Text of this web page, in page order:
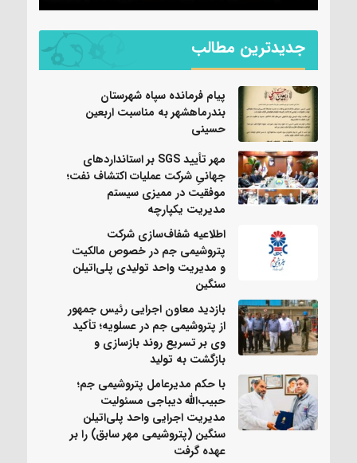
جدیدترین مطالب
پیام فرمانده سپاه شهرستان
بندرماهشهر به مناسبت اربعین
حسینی
مهر تأیید SGS بر استانداردهای
جهانیِ شرکت عملیات اکتشاف نفت؛
موفقیت در ممیزی سیستم
مدیریت یکپارچه
اطلاعیه شفاف‌سازی شرکت
پتروشیمی جم در خصوص مالکیت
و مدیریت واحد تولیدی پلی‌اتیلن
سنگین
بازدید معاون اجرایی رئیس جمهور
از پتروشیمی جم در عسلویه؛ تأکید
وی بر تسریع روند بازسازی و
بازگشت به تولید
با حکم مدیرعامل پتروشیمی جم؛
حبیب‌الله دیباجی مسئولیت
مدیریت اجرایی واحد پلی‌اتیلن
سنگین (پتروشیمی مهر سابق) را بر
عهده گرفت